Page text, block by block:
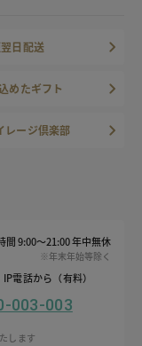
日配送
めたギフト
レージ倶楽部
間 9:00～21:00 年中無休
※年末年始等除く
電話から（有料）
003-003
します